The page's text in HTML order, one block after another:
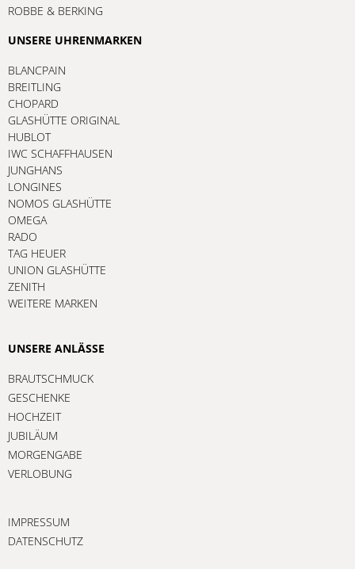
ROBBE & BERKING
UNSERE UHRENMARKEN
BLANCPAIN
BREITLING
CHOPARD
GLASHÜTTE ORIGINAL
HUBLOT
IWC SCHAFFHAUSEN
JUNGHANS
LONGINES
NOMOS GLASHÜTTE
OMEGA
RADO
TAG HEUER
UNION GLASHÜTTE
ZENITH
WEITERE MARKEN
UNSERE ANLÄSSE
BRAUTSCHMUCK
GESCHENKE
HOCHZEIT
JUBILÄUM
MORGENGABE
VERLOBUNG
IMPRESSUM
DATENSCHUTZ